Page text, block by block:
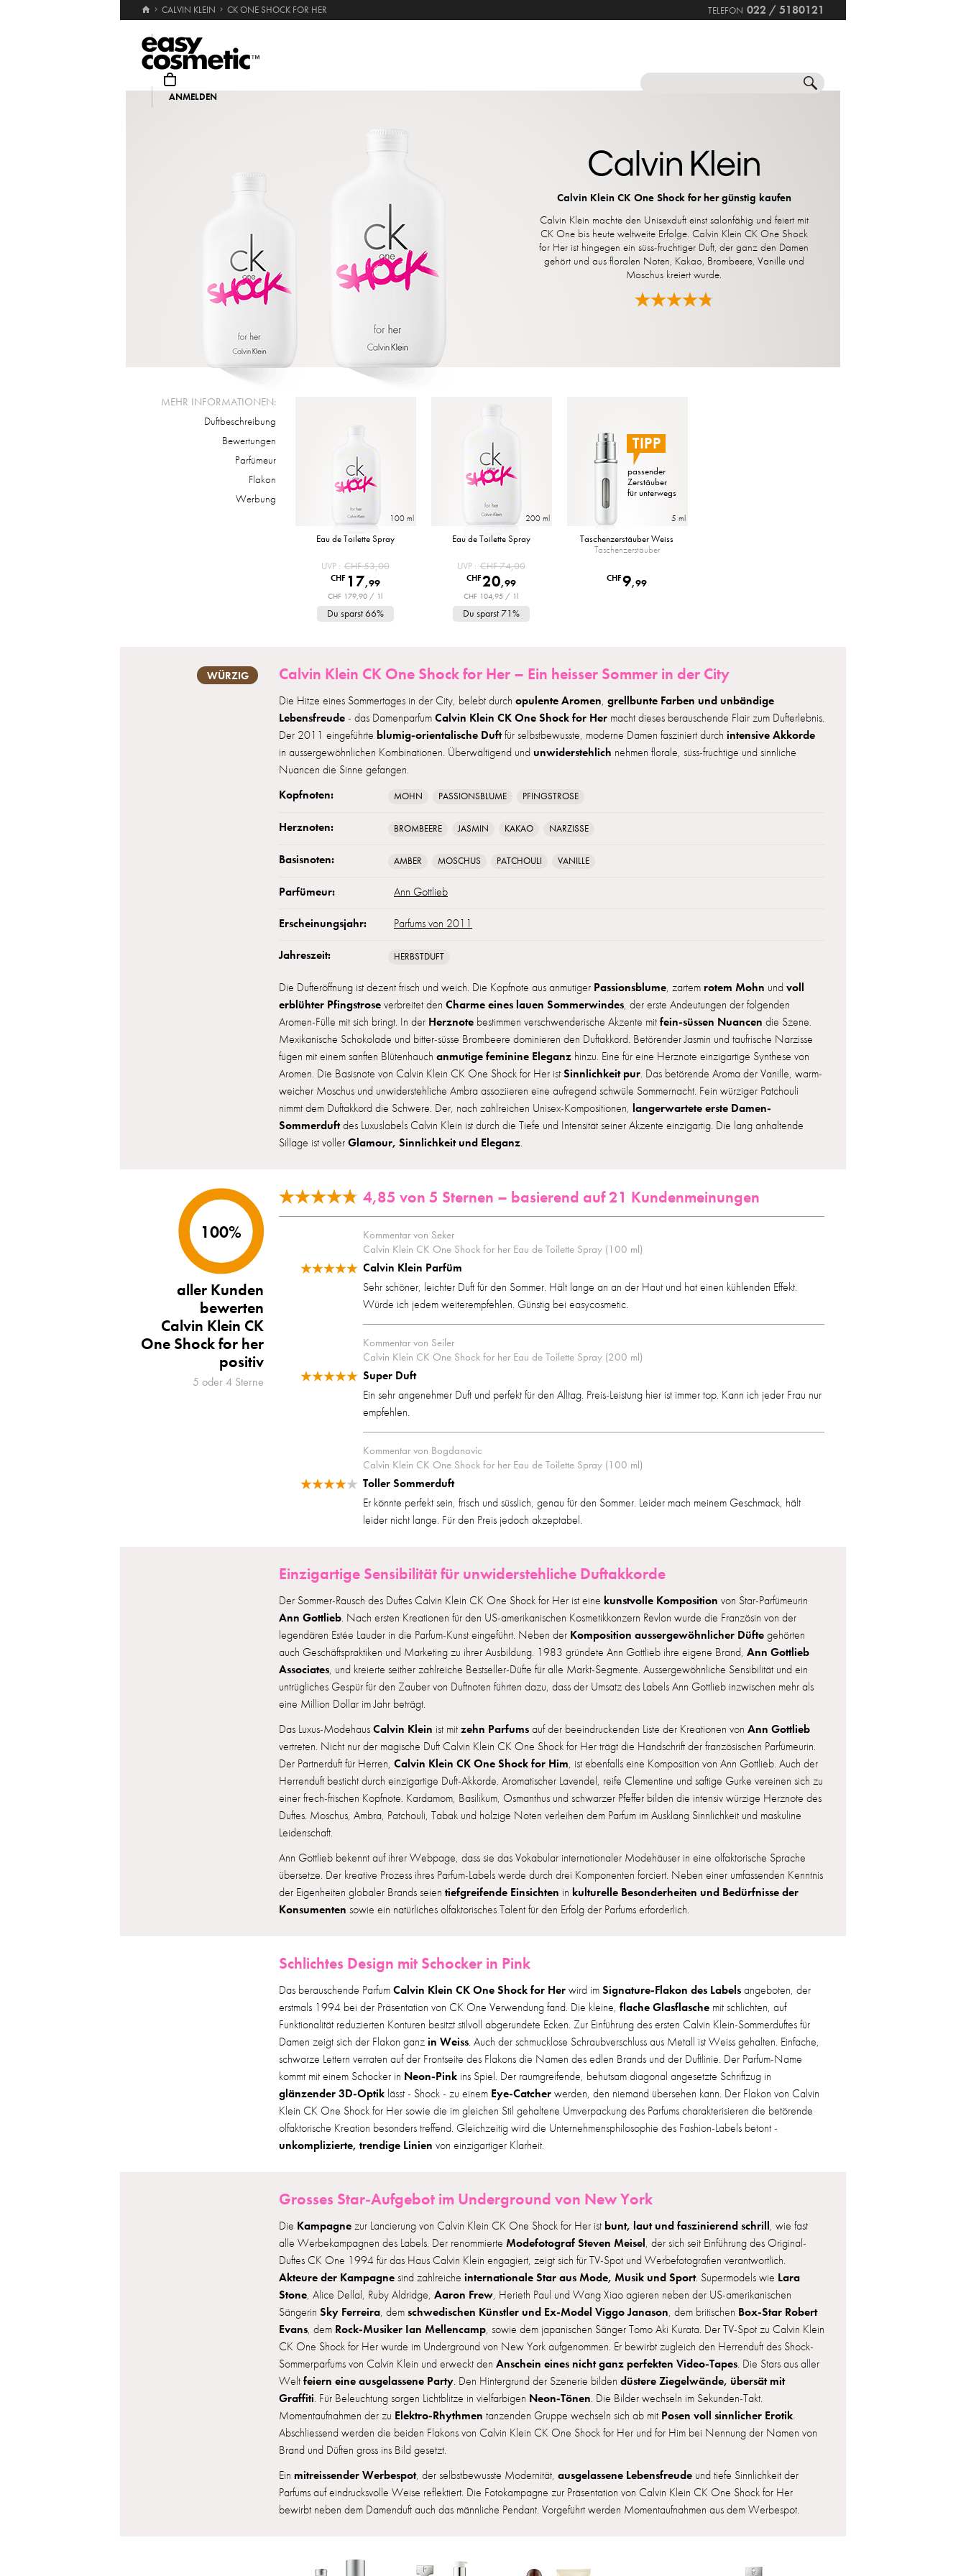
CALVIN KLEIN CK ONE SHOCK FOR HER TELEFON 022 / 5180121
ANMELDEN
Calvin Klein CK One Shock for her günstig kaufen
Calvin Klein machte den Unisexduft einst salonfähig und feiert mit
CK One bis heute weltweite Erfolge. Calvin Klein CK One Shock
for Her ist hingegen ein süss-fruchtiger Duft, der ganz den Damen
gehört und aus floralen Noten, Kakao, Brombeere, Vanille und
Moschus kreiert wurde.
MEHR INFORMATIONEN:
Duftbeschreibung
Bewertungen
Parfümeur
Flakon
Werbung
100 ml
Eau de Toilette Spray
UVP CHF 53,00
CHF 17,99
CHF 179,90 / 1l
Du sparst 66%
200 ml
Eau de Toilette Spray
UVP CHF 74,00
CHF20,99
CHF 104,95 / 1l
Du sparst 71%
TIPP
passender
Zerstäuber
für unterwegs
5 ml
Taschenzerstäuber Weiss
Taschenzerstäuber
CHF9,99
WÜRZIG Calvin Klein CK One Shock for Her – Ein heisser Sommer in der City
Die Hitze eines Sommertages in der City, belebt durch opulente Aromen, grellbunte Farben und unbändige
Lebensfreude - das Damenparfum Calvin Klein CK One Shock for Her macht dieses berauschende Flair zum Dufterlebnis.
Der 2011 eingeführte blumig-orientalische Duftfür selbstbewusste, moderne Damen fasziniert durch intensive Akkorde
in aussergewöhnlichen Kombinationen. Überwältigend und unwiderstehlich nehmen florale, süss-fruchtige und sinnliche
Nuancen die Sinne gefangen.
Kopfnoten: MOHN PASSIONSBLUME PFINGSTROSE
Herznoten: BROMBEERE JASMIN KAKAO NARZISSE
Basisnoten: AMBER MOSCHUS PATCHOULI VANILLE
Parfümeur: Ann Gottlieb
Erscheinungsjahr: Parfums von 2011
Jahreszeit: HERBSTDUFT
Die Dufteröffnung ist dezent frisch und weich. Die Kopfnote aus anmutiger Passionsblume, zartem rotem Mohn und voll
erblühter Pfingstrose verbreitet den Charme eines lauen Sommerwindes, der erste Andeutungen der folgenden
Aromen-Fülle mit sich bringt. In der Herznote bestimmen verschwenderische Akzente mit fein-süssen Nuancen die Szene.
Mexikanische Schokolade und bitter-süsse Brombeere dominieren den Duftakkord. Betörender Jasmin und taufrische Narzisse
fügen mit einem sanften Blütenhauch anmutige feminine Eleganz hinzu. Eine für eine Herznote einzigartige Synthese von
Aromen. Die Basisnote von Calvin Klein CK One Shock for Her ist Sinnlichkeit pur. Das betörende Aroma der Vanille, warm-
weicher Moschus und unwiderstehliche Ambra assoziieren eine aufregend schwüle Sommernacht. Fein würziger Patchouli
nimmt dem Duftakkord die Schwere. Der, nach zahlreichen Unisex-Kompositionen, langerwartete erste Damen-
Sommerduftdes Luxuslabels Calvin Klein ist durch die Tiefe und Intensität seiner Akzente einzigartig. Die lang anhaltende
Sillage ist voller Glamour, Sinnlichkeit und Eleganz.
100%
aller Kunden
bewerten
Calvin Klein CK
One Shock for her
positiv
5 oder 4 Sterne
4,85 von 5 Sternen – basierend auf 21 Kundenmeinungen
Kommentar von Seker
Calvin Klein CK One Shock for her Eau de Toilette Spray (100 ml)
Calvin Klein Parfüm
Sehr schöner, leichter Duft für den Sommer. Hält lange an an der Haut und hat einen kühlenden Effekt.
Würde ich jedem weiterempfehlen. Günstig bei easycosmetic.
Kommentar von Seiler
Calvin Klein CK One Shock for her Eau de Toilette Spray (200 ml)
Super Duft
Ein sehr angenehmer Duft und perfekt für den Alltag. Preis-Leistung hier ist immer top. Kann ich jeder Frau nur
empfehlen.
Kommentar von Bogdanovic
Calvin Klein CK One Shock for her Eau de Toilette Spray (100 ml)
Toller Sommerduft
Er könnte perfekt sein, frisch und süsslich, genau für den Sommer. Leider mach meinem Geschmack, hält
leider nicht lange. Für den Preis jedoch akzeptabel.
Einzigartige Sensibilität für unwiderstehliche Duftakkorde
Der Sommer-Rausch des Duftes Calvin Klein CK One Shock for Her ist eine kunstvolle Komposition von Star-Parfümeurin
Ann Gottlieb. Nach ersten Kreationen für den US-amerikanischen Kosmetikkonzern Revlon wurde die Französin von der
legendären Estée Lauder in die Parfum-Kunst eingeführt. Neben der Komposition aussergewöhnlicher Düfte gehörten
auch Geschäftspraktiken und Marketing zu ihrer Ausbildung. 1983 gründete Ann Gottlieb ihre eigene Brand, Ann Gottlieb
Associates, und kreierte seither zahlreiche Bestseller-Düfte für alle Markt-Segmente. Aussergewöhnliche Sensibilität und ein
untrügliches Gespür für den Zauber von Duftnoten führten dazu, dass der Umsatz des Labels Ann Gottlieb inzwischen mehr als
eine Million Dollar im Jahr beträgt.
Das Luxus-Modehaus Calvin Klein ist mit zehn Parfums auf der beeindruckenden Liste der Kreationen von Ann Gottlieb
vertreten. Nicht nur der magische Duft Calvin Klein CK One Shock for Her trägt die Handschrift der französischen Parfümeurin.
Der Partnerduft für Herren, Calvin Klein CK One Shock for Him, ist ebenfalls eine Komposition von Ann Gottlieb. Auch der
Herrenduft besticht durch einzigartige Duft-Akkorde. Aromatischer Lavendel, reife Clementine und saftige Gurke vereinen sich zu
einer frech-frischen Kopfnote. Kardamom, Basilikum, Osmanthus und schwarzer Pfeffer bilden die intensiv würzige Herznote des
Duftes. Moschus, Ambra, Patchouli, Tabak und holzige Noten verleihen dem Parfum im Ausklang Sinnlichkeit und maskuline
Leidenschaft.
Ann Gottlieb bekennt auf ihrer Webpage, dass sie das Vokabular internationaler Modehäuser in eine olfaktorische Sprache
übersetze. Der kreative Prozess ihres Parfum-Labels werde durch drei Komponenten forciert. Neben einer umfassenden Kenntnis
der Eigenheiten globaler Brands seien tiefgreifende Einsichten in kulturelle Besonderheiten und Bedürfnisse der
Konsumenten sowie ein natürliches olfaktorisches Talent für den Erfolg der Parfums erforderlich.
Schlichtes Design mit Schocker in Pink
Das berauschende Parfum Calvin Klein CK One Shock for Her wird im Signature-Flakon des Labels angeboten, der
erstmals 1994 bei der Präsentation von CK One Verwendung fand. Die kleine, flache Glasflasche mit schlichten, auf
Funktionalität reduzierten Konturen besitzt stilvoll abgerundete Ecken. Zur Einführung des ersten Calvin Klein-Sommerduftes für
Damen zeigt sich der Flakon ganz in Weiss. Auch der schmucklose Schraubverschluss aus Metall ist Weiss gehalten. Einfache,
schwarze Lettern verraten auf der Frontseite des Flakons die Namen des edlen Brands und der Duftlinie. Der Parfum-Name
kommt mit einem Schocker in Neon-Pink ins Spiel. Der raumgreifende, behutsam diagonal angesetzte Schriftzug in
glänzender 3D-Optik lässt - Shock - zu einem Eye-Catcher werden, den niemand übersehen kann. Der Flakon von Calvin
Klein CK One Shock for Her sowie die im gleichen Stil gehaltene Umverpackung des Parfums charakterisieren die betörende
olfaktorische Kreation besonders treffend. Gleichzeitig wird die Unternehmensphilosophie des Fashion-Labels betont -
unkomplizierte, trendige Linien von einzigartiger Klarheit.
Grosses Star-Aufgebot im Underground von New York
Die Kampagne zur Lancierung von Calvin Klein CK One Shock for Her ist bunt, laut und faszinierend schrill, wie fast
alle Werbekampagnen des Labels. Der renommierte Modefotograf Steven Meisel, der sich seit Einführung des Original-
Duftes CK One 1994 für das Haus Calvin Klein engagiert, zeigt sich für TV-Spot und Werbefotografien verantwortlich.
Akteure der Kampagne sind zahlreiche internationale Star aus Mode, Musik und Sport. Supermodels wie Lara
Stone, Alice Dellal, Ruby Aldridge, Aaron Frew, Herieth Paul und Wang Xiao agieren neben der US-amerikanischen
Sängerin Sky Ferreira, dem schwedischen Künstler und Ex-Model Viggo Janason, dem britischen Box-Star Robert
Evans, dem Rock-Musiker Ian Mellencamp, sowie dem japanischen Sänger Tomo Aki Kurata. Der TV-Spot zu Calvin Klein
CK One Shock for Her wurde im Underground von New York aufgenommen. Er bewirbt zugleich den Herrenduft des Shock-
Sommerparfums von Calvin Klein und erweckt den Anschein eines nicht ganz perfekten Video-Tapes. Die Stars aus aller
Welt feiern eine ausgelassene Party. Den Hintergrund der Szenerie bilden düstere Ziegelwände, übersät mit
Graffiti. Für Beleuchtung sorgen Lichtblitze in vielfarbigen Neon-Tönen. Die Bilder wechseln im Sekunden-Takt.
Momentaufnahmen der zu Elektro-Rhythmen tanzenden Gruppe wechseln sich ab mit Posen voll sinnlicher Erotik.
Abschliessend werden die beiden Flakons von Calvin Klein CK One Shock for Her und for Him bei Nennung der Namen von
Brand und Düften gross ins Bild gesetzt.
Ein mitreissender Werbespot, der selbstbewusste Modernität, ausgelassene Lebensfreude und tiefe Sinnlichkeit der
Parfums auf eindrucksvolle Weise reflektiert. Die Fotokampagne zur Präsentation von Calvin Klein CK One Shock for Her
bewirbt neben dem Damenduft auch das männliche Pendant. Vorgeführt werden Momentaufnahmen aus dem Werbespot.